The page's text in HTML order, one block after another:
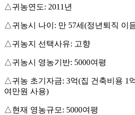
△귀농연도: 2011년
△귀농시 나이: 만 57세(정년퇴직 이
△귀농지 선택사유: 고향
△귀농시 영농기반: 5000여평
△귀농 초기자금: 3억(집 건축비용 1
여만원 사용)
△현재 영농규모: 5000여평